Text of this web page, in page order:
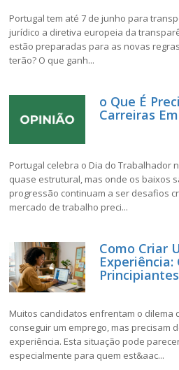
Portugal tem até 7 de junho para
jurídico a diretiva europeia da
estão preparadas para as novas
terão? O que ganh...
o Que É
Carreiras
Portugal celebra o Dia do Trabalhador
quase estrutural, mas onde os baixos
progressão continuam a ser desafios
mercado de trabalho preci...
Como Criar
Experiência:
Principiantes
Muitos candidatos enfrentam o dilema
conseguir um emprego, mas precisam
experiência. Esta situação pode
especialmente para quem est&aac...